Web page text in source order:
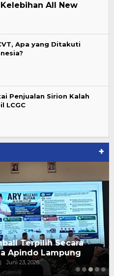
All New
Apa yang Ditakuti
Penjualan Sirion Kalah
LCGC
+
Terpilih Secara
Apindo Lampung
| Juni 23, 2026